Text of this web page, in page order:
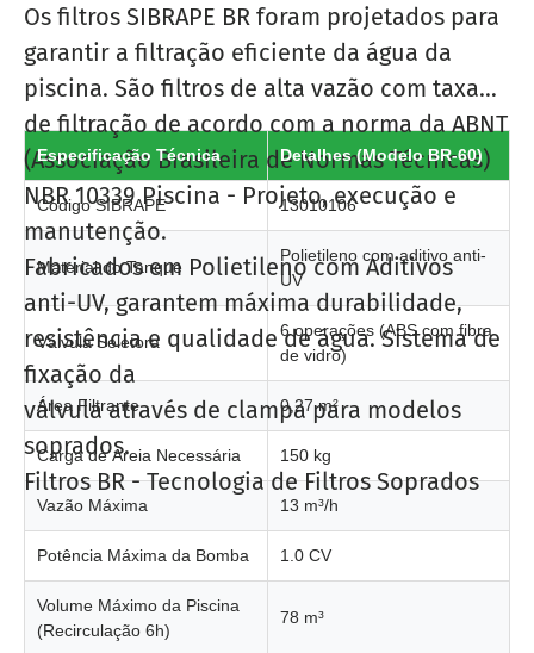
Os filtros SIBRAPE BR foram projetados para
garantir a filtração eficiente da água da
piscina. São filtros de alta vazão com taxa
de filtração de acordo com a norma da ABNT
(Associação Brasileira de Normas Técnicas)
NBR 10339 Piscina - Projeto, execução e
manutenção.
Fabricados em Polietileno com Aditivos
anti-UV, garantem máxima durabilidade,
resistência e qualidade de água. Sistema de
fixação da
válvula através de clampa para modelos
soprados.
Filtros BR - Tecnologia de Filtros Soprados
Especificação Técnica Detalhes (Modelo BR-60)
Código SIBRAPE 13010106
Material do Tanque
Polietileno com aditivo anti-
UV
Válvula Seletora
6 operações (ABS com fibra
de vidro)
Área Filtrante 0,27 m²
Carga de Areia Necessária 150 kg
Vazão Máxima 13 m³/h
Potência Máxima da Bomba 1.0 CV
Volume Máximo da Piscina
(Recirculação 6h)
78 m³